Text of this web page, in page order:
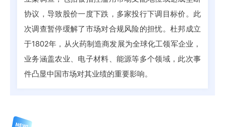
协议，导致股价一度下跌，多家投行下调目标价。此
次调查暂停缓解了市场对合规风险的担忧。杜邦成立
于1802年，从火药制造商发展为全球化工领军企业，
业务涵盖农业、电子材料、能源等多个领域，此次事
件凸显中国市场对其业绩的重要影响。
NEWS